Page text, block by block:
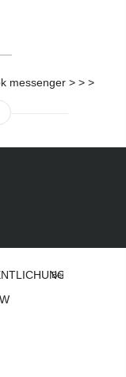
messenger > > >
Bei